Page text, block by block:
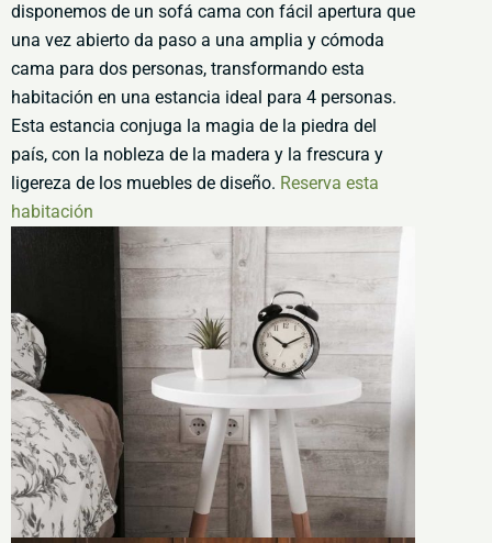
disponemos de un sofá cama con fácil apertura que
una vez abierto da paso a una amplia y cómoda
cama para dos personas, transformando esta
habitación en una estancia ideal para 4 personas.
Esta estancia conjuga la magia de la piedra del
país, con la nobleza de la madera y la frescura y
ligereza de los muebles de diseño. Reserva esta
habitación